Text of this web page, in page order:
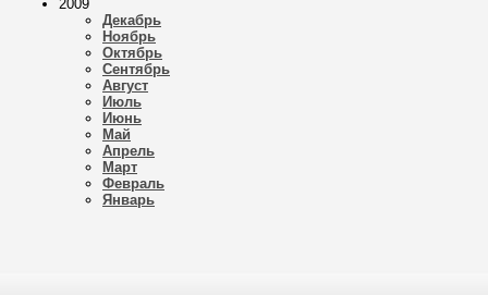
2009
Декабрь
Ноябрь
Октябрь
Сентябрь
Август
Июль
Июнь
Май
Апрель
Март
Февраль
Январь